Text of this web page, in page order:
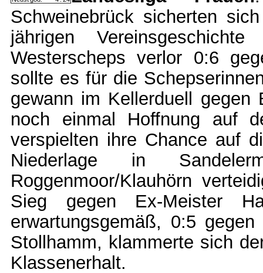
Schweinebrück sicherten
jährigen
Westerscheps verlor 0:6
sollte es für die
gewann im Kellerduell
noch einmal Hoffnung auf
verspielten ihre Chance auf
Niederlage in
Roggenmoor/Klauhörn
Sieg gegen Ex-Meister
erwartungsgemäß, 0:5
Stollhamm, klammerte sich
Klassenerhalt.